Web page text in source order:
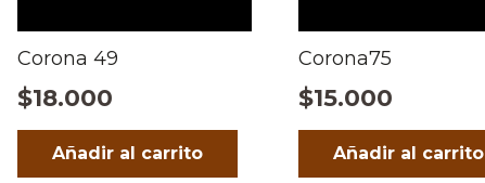
Corona 49
$18.000
Añadir al carrito
Corona75
$15.000
Añadir al carrito